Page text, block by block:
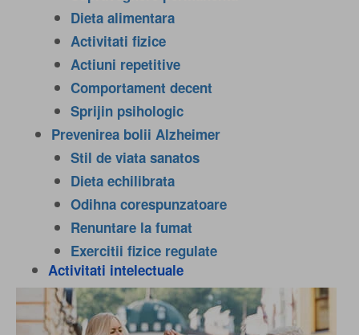
Dieta alimentara
Activitati fizice
Actiuni repetitive
Comportament decent
Sprijin psihologic
Prevenirea bolii Alzheimer
Stil de viata sanatos
Dieta echilibrata
Odihna corespunzatoare
Renuntare la fumat
Exercitii fizice regulate
Activitati intelectuale